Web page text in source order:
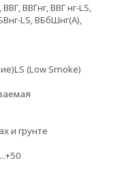
ВВГнг, ВВГ нг-LS,
LS, ВБбШнг(А),
LS (Low Smoke)
и грунте